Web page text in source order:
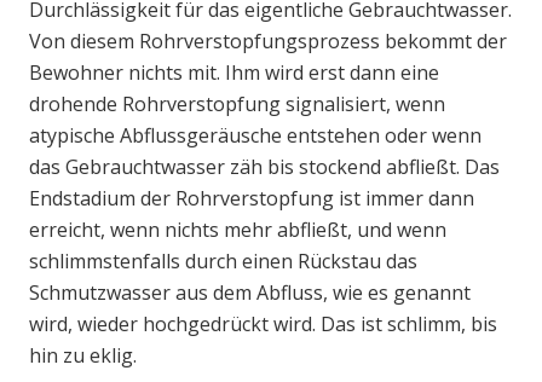
Durchlässigkeit für das eigentliche Gebrauchtwasser.
Von diesem Rohrverstopfungsprozess bekommt der
Bewohner nichts mit. Ihm wird erst dann eine
drohende Rohrverstopfung signalisiert, wenn
atypische Abflussgeräusche entstehen oder wenn
das Gebrauchtwasser zäh bis stockend abfließt. Das
Endstadium der Rohrverstopfung ist immer dann
erreicht, wenn nichts mehr abfließt, und wenn
schlimmstenfalls durch einen Rückstau das
Schmutzwasser aus dem Abfluss, wie es genannt
wird, wieder hochgedrückt wird. Das ist schlimm, bis
hin zu eklig.